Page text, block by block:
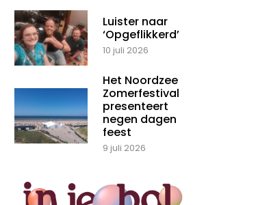
Luister naar
‘Opgeflikkerd’
10 juli 2026
Het Noordzee
Zomerfestival
presenteert
negen dagen
feest
9 juli 2026